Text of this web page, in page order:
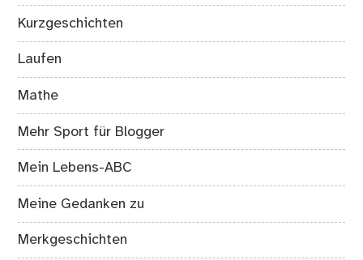
Kurzgeschichten
Laufen
Mathe
Mehr Sport für Blogger
Mein Lebens-ABC
Meine Gedanken zu
Merkgeschichten